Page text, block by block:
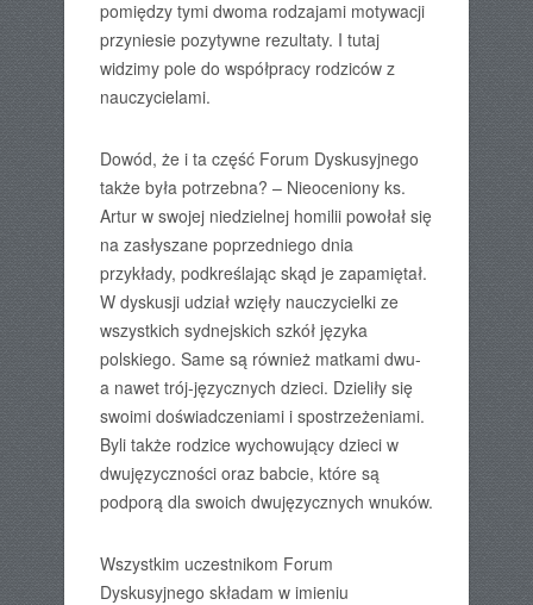
pomiędzy tymi dwoma rodzajami motywacji
przyniesie pozytywne rezultaty. I tutaj
widzimy pole do współpracy rodziców z
nauczycielami.
Dowód, że i ta część Forum Dyskusyjnego
także była potrzebna? – Nieoceniony ks.
Artur w swojej niedzielnej homilii powołał się
na zasłyszane poprzedniego dnia
przykłady, podkreślając skąd je zapamiętał.
W dyskusji udział wzięły nauczycielki ze
wszystkich sydnejskich szkół języka
polskiego. Same są również matkami dwu-
a nawet trój-języcznych dzieci. Dzieliły się
swoimi doświadczeniami i spostrzeżeniami.
Byli także rodzice wychowujący dzieci w
dwujęzyczności oraz babcie, które są
podporą dla swoich dwujęzycznych wnuków.
Wszystkim uczestnikom Forum
Dyskusyjnego składam w imieniu